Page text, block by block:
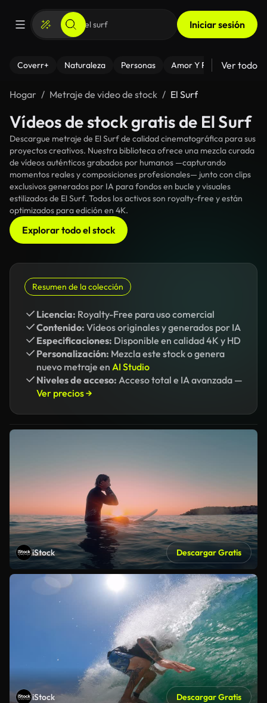
Iniciar sesión
Coverr+ Naturaleza Personas Amor Y Relaciones
Ver todo
Hogar Metraje de video de stock El Surf
Vídeos de stock gratis de El Surf
Descargue metraje de El Surf de calidad cinematográfica para sus
proyectos creativos. Nuestra biblioteca ofrece una mezcla curada
de vídeos auténticos grabados por humanos —capturando
momentos reales y composiciones profesionales— junto con clips
exclusivos generados por IA para fondos en bucle y visuales
estilizados de El Surf. Todos los activos son royalty-free y están
optimizados para edición en 4K.
Explorar todo el stock
Resumen de la colección
Licencia: Royalty-Free para uso comercial
Contenido: Vídeos originales y generados por IA
Especificaciones: Disponible en calidad 4K y HD
Personalización: Mezcla este stock o genera
nuevo metraje en AI Studio
Niveles de acceso: Acceso total e IA avanzada —
Ver precios →
iStock Descargar Gratis
iStock Descargar Gratis